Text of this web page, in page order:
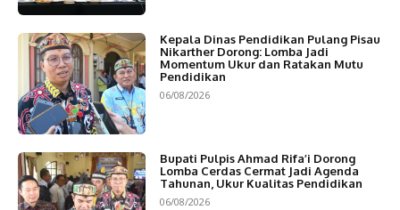
Kepala Dinas Pendidikan Pulang Pisau
Nikarther Dorong: Lomba Jadi
Momentum Ukur dan Ratakan Mutu
Pendidikan
06/08/2026
Bupati Pulpis Ahmad Rifa’i Dorong
Lomba Cerdas Cermat Jadi Agenda
Tahunan, Ukur Kualitas Pendidikan
06/08/2026